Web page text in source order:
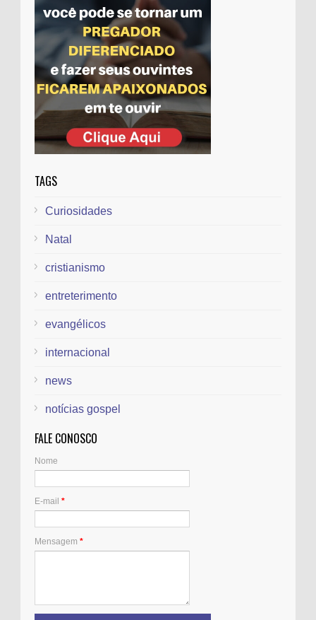
Evangélicos tiram projeto que concede
título a Feliciano da pauta
TAGS
Curiosidades
Natal
cristianismo
entreterimento
evangélicos
internacional
news
notícias gospel
FALE CONOSCO
Nome
E-mail *
Mensagem *